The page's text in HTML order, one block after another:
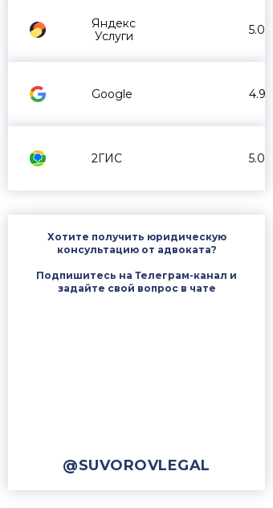
Яндекс
Услуги
5.0
Google 4.9
2ГИС 5.0
Хотите получить юридическую
консультацию от адвоката?
Подпишитесь на Телеграм-канал и
задайте свой вопрос в чате
@SUVOROVLEGAL